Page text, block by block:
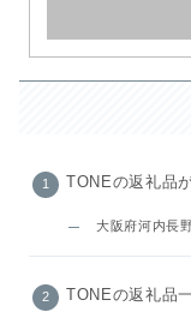
TONEの返礼品
大阪府河内長
TONEの返礼品